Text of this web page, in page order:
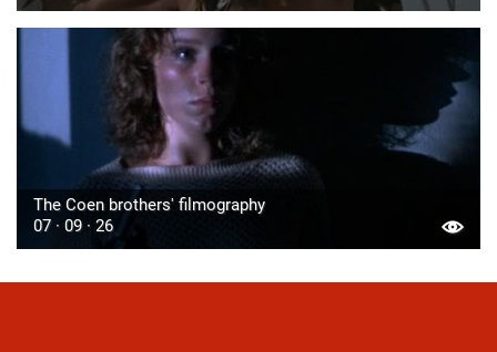
The Coen brothers' filmography
07 · 09 · 26